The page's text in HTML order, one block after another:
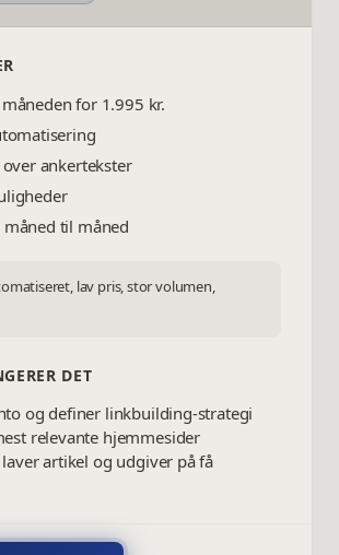
for 1.995 kr.
ankertekster
måned til måned
lav pris, stor volumen,
DET
og definer linkbuilding-strategi
relevante hjemmesider
artikel og udgiver på få